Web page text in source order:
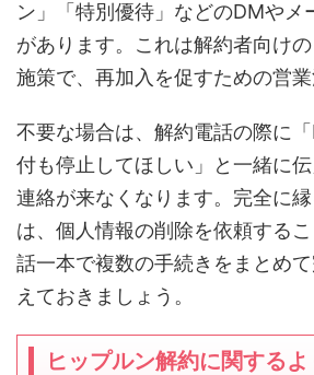
ン」「特別優待」などのDMやメ
があります。これは解約者向け
施策で、再加入を促すための営業
不要な場合は、解約電話の際に
付も停止してほしい」と一緒に
連絡が来なくなります。完全に
は、個人情報の削除を依頼する
話一本で複数の手続きをまとめ
えておきましょう。
ヒップルン解約に関する